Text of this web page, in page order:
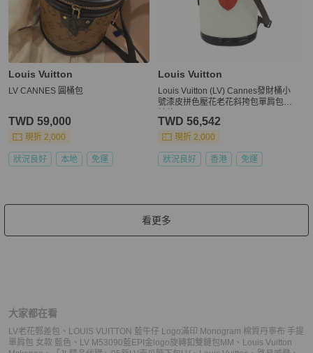
Louis Vuitton
LV CANNES 圓桶包
TWD 59,000
現折 2,000
狀況良好 本地 免運
Louis Vuitton
Louis Vuitton (LV) Cannes發財桶小
號漆皮拼色壓花老花斜挎包單肩包芯
TWD 56,542
現折 2,000
狀況良好 香港 免運
看更多
大家都在看
LV老花郵差包 、 LOUIS VUITTON 藍牛仔 Logo滿印 Monogram 棉質丹寧布 手提
單肩包 女款 藍色 、 LV M53090藍EPI金logo旋轉釦雙鏈包MM 、 Louis Vuitton